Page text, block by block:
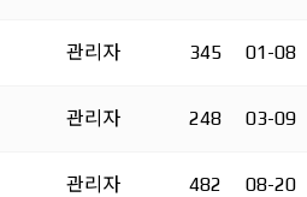
관리자 345 01-08
관리자 248 03-09
관리자 482 08-20